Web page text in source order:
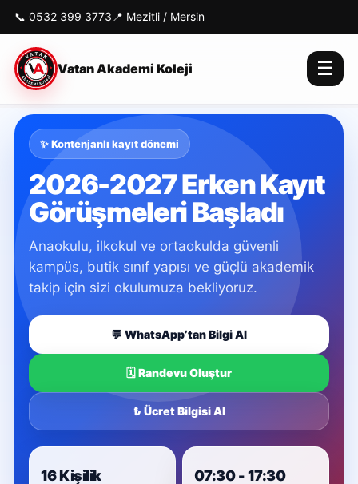
📞 0532 399 3773 📍 Mezitli / Mersin
Vatan Akademi Koleji ☰
✨ Kontenjanlı kayıt dönemi
2026-2027 Erken Kayıt
Görüşmeleri Başladı
Anaokulu, ilkokul ve ortaokulda güvenli
kampüs, butik sınıf yapısı ve güçlü akademik
takip için sizi okulumuza bekliyoruz.
💬 WhatsApp’tan Bilgi Al
🗓️ Randevu Oluştur
₺ Ücret Bilgisi Al
16 Kişilik 07:30 - 17:30